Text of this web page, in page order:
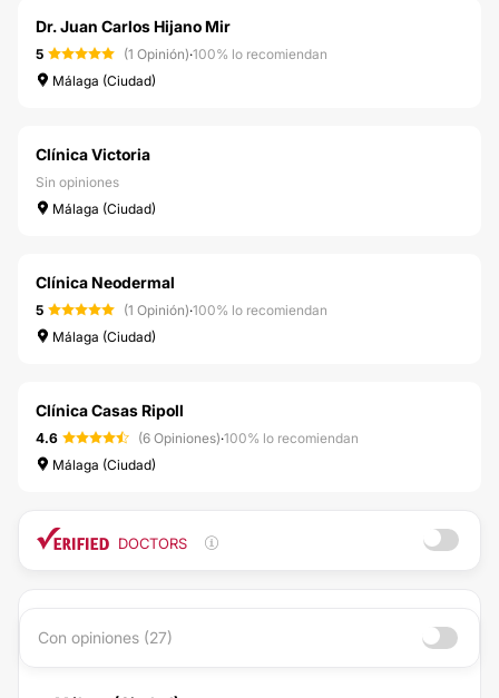
Dr. Juan Carlos Hijano Mir
5 (1 Opinión)·100% lo recomiendan
Málaga (Ciudad)
Clínica Victoria
Sin opiniones
Málaga (Ciudad)
Clínica Neodermal
5 (1 Opinión)·100% lo recomiendan
Málaga (Ciudad)
Clínica Casas Ripoll
4.6 (6 Opiniones)·100% lo recomiendan
Málaga (Ciudad)
DOCTORS
Con opiniones (27)